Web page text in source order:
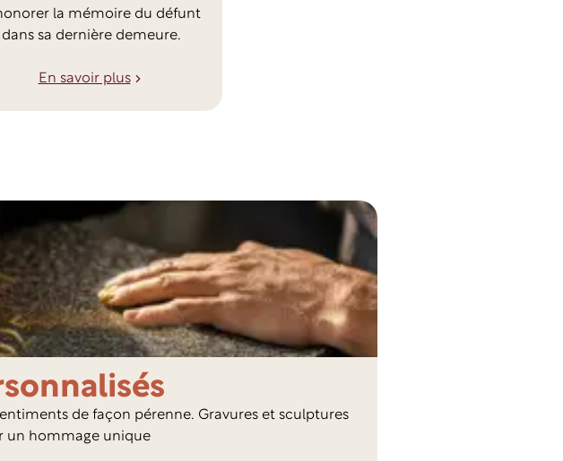
la mémoire du défunt
dans sa dernière demeure.
En savoir plus
de façon pérenne. Gravures et sculptures
un hommage unique